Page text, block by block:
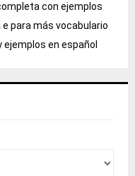
con ejemplos
para más vocabulario
en español